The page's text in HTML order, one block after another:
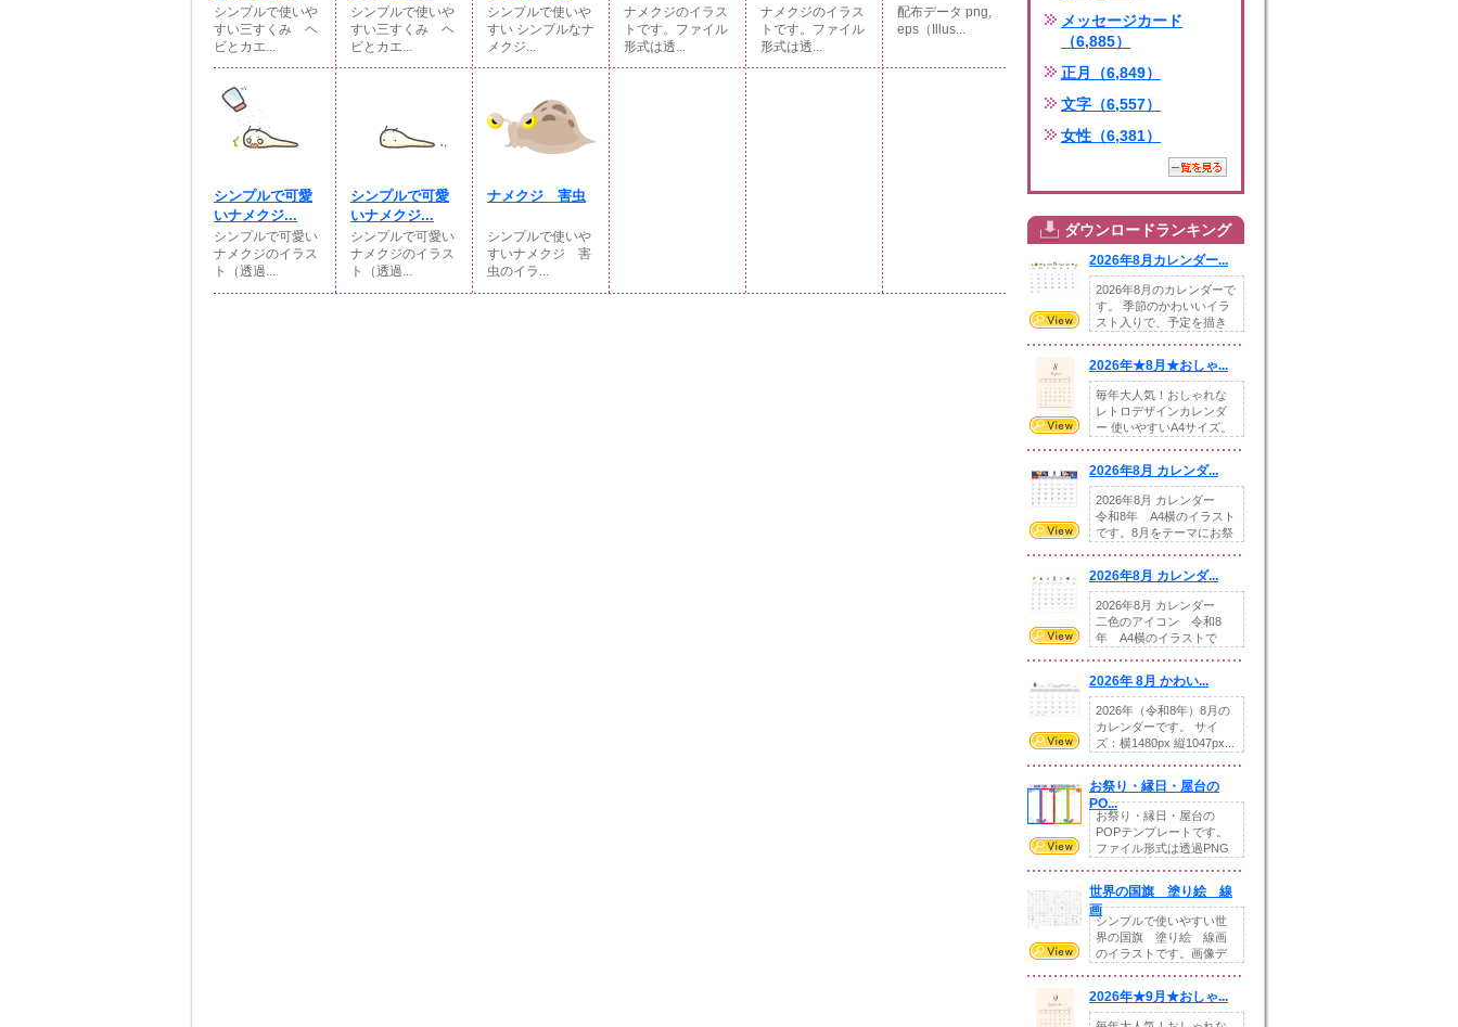
シンプルで使いや
すい三すくみ ヘ
ビとカエ...
シンプルで使いや
すい三すくみ ヘ
ビとカエ...
シンプルで使いや
すい シンプルなナ
メクジ...
ナメクジのイラス
トです。ファイル
形式は透...
ナメクジのイラス
トです。ファイル
形式は透...
配布データ png,
eps（Illus...
シンプルで可愛
いナメクジ...
シンプルで可愛い
ナメクジのイラス
ト（透過...
シンプルで可愛
いナメクジ...
シンプルで可愛い
ナメクジのイラス
ト（透過...
ナメクジ 害虫
シンプルで使いや
すいナメクジ 害
虫のイラ...
メッセージカード
（6,885）
正月（6,849）
文字（6,557）
女性（6,381）
ダウンロードランキング
2026年8月カレンダー...
2026年8月のカレンダーで
す。 季節のかわいいイラ
スト入りで、予定を描き
2026年★8月★おしゃ...
毎年大人気！おしゃれな
レトロデザインカレンダ
ー 使いやすいA4サイズ。
2026年8月 カレンダ...
2026年8月 カレンダー
令和8年 A4横のイラスト
です。8月をテーマにお祭
2026年8月 カレンダ...
2026年8月 カレンダー
二色のアイコン 令和8
年 A4横のイラストで
2026年 8月 かわい...
2026年（令和8年）8月の
カレンダーです。 サイ
ズ：横1480px 縦1047px...
お祭り・縁日・屋台の
PO...
お祭り・縁日・屋台の
POPテンプレートです。
ファイル形式は透過PNG
世界の国旗 塗り絵 線
画
シンプルで使いやすい世
界の国旗 塗り絵 線画
のイラストです。画像デ
2026年★9月★おしゃ...